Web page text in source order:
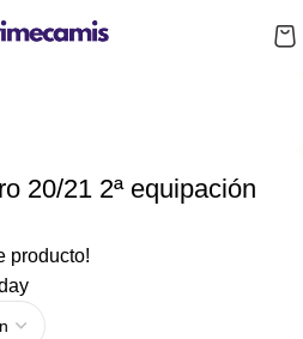
20/21 2ª equipación
producto!